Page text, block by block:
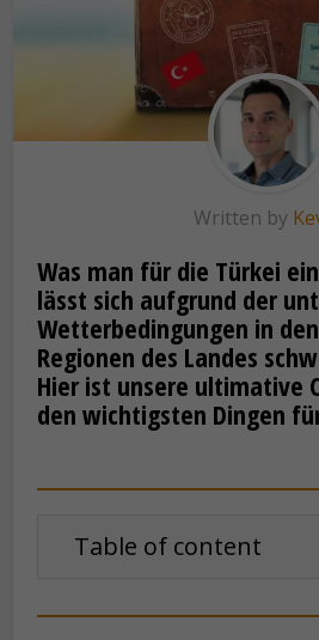
Written by
Was man für die Türkei
lässt sich aufgrund der
Wetterbedingungen in
Regionen des Landes
Hier ist unsere ultimative
den wichtigsten Dingen
Table of content